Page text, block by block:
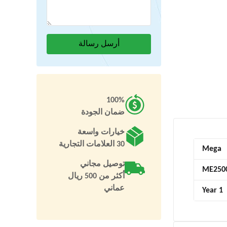
Mega
1 Year
100%
ضمان الجودة
خيارات واسعة
30 العلامات التجارية
توصيل مجاني
أكثر من 500 ريال
عماني